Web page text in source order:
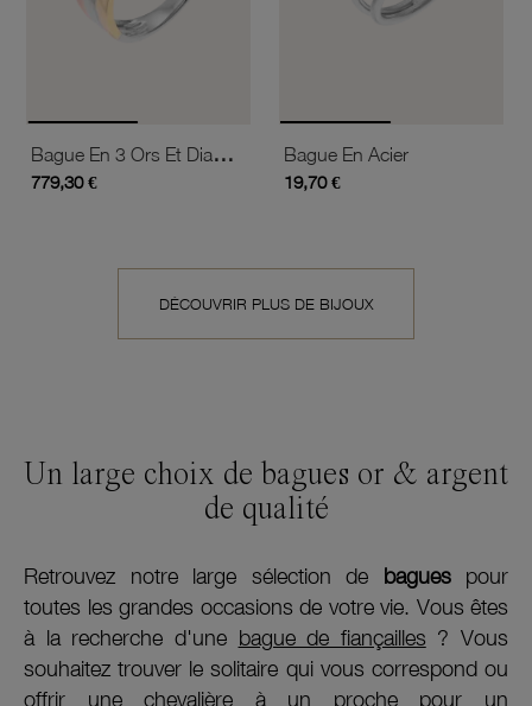
Bague En 3 Ors Et Diamants
779,30 €
Bague En Acier
19,70 €
DÉCOUVRIR PLUS DE BIJOUX
Un large choix de bagues or & argent
de qualité
Retrouvez notre large sélection de baguespour
toutes les grandes occasions de votre vie. Vous êtes
à la recherche d'une bague de fiançailles ? Vous
souhaitez trouver le solitaire qui vous correspond ou
offrir une chevalière à un proche pour un